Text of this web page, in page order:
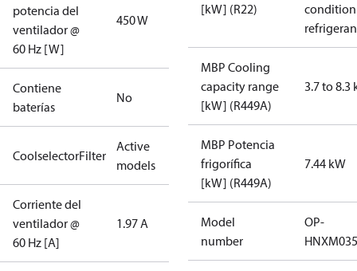
potencia del
ventilador @
60 Hz [W]
450 W
Contiene
baterías
No
CoolselectorFilter
Active
models
Corriente del
ventilador @
60 Hz [A]
1.97 A
[kW] (R22)
MBP Cooling
capacity range
[kW] (R449A)
3.7 to 8.3
MBP Potencia
frigorífica
[kW] (R449A)
7.44 kW
Model
number
OP-